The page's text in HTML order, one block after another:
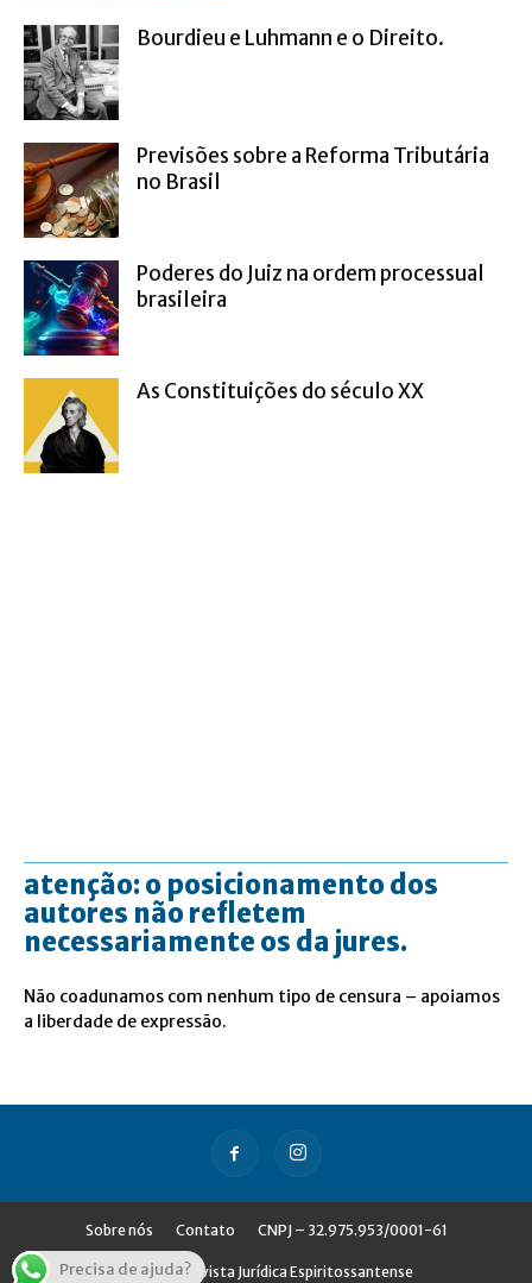
Bourdieu e Luhmann e o Direito.
Previsões sobre a Reforma Tributária
no Brasil
Poderes do Juiz na ordem processual
brasileira
As Constituições do século XX
atenção: o posicionamento dos
autores não refletem
necessariamente os da jures.
Não coadunamos com nenhum tipo de censura – apoiamos
a liberdade de expressão.
Sobre nós Contato CNPJ – 32.975.953/0001-61
© Jures - Revista Jurídica Espiritossantense
Precisa de ajuda?